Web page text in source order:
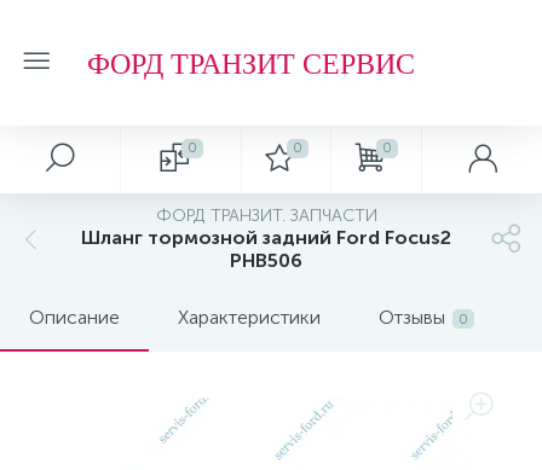
ФОРД ТРАНЗИТ СЕРВИС
0 0 0
ФОРД ТРАНЗИТ. ЗАПЧАСТИ
Шланг тормозной задний Ford Focus2
PHB506
Описание Характеристики Отзывы 0